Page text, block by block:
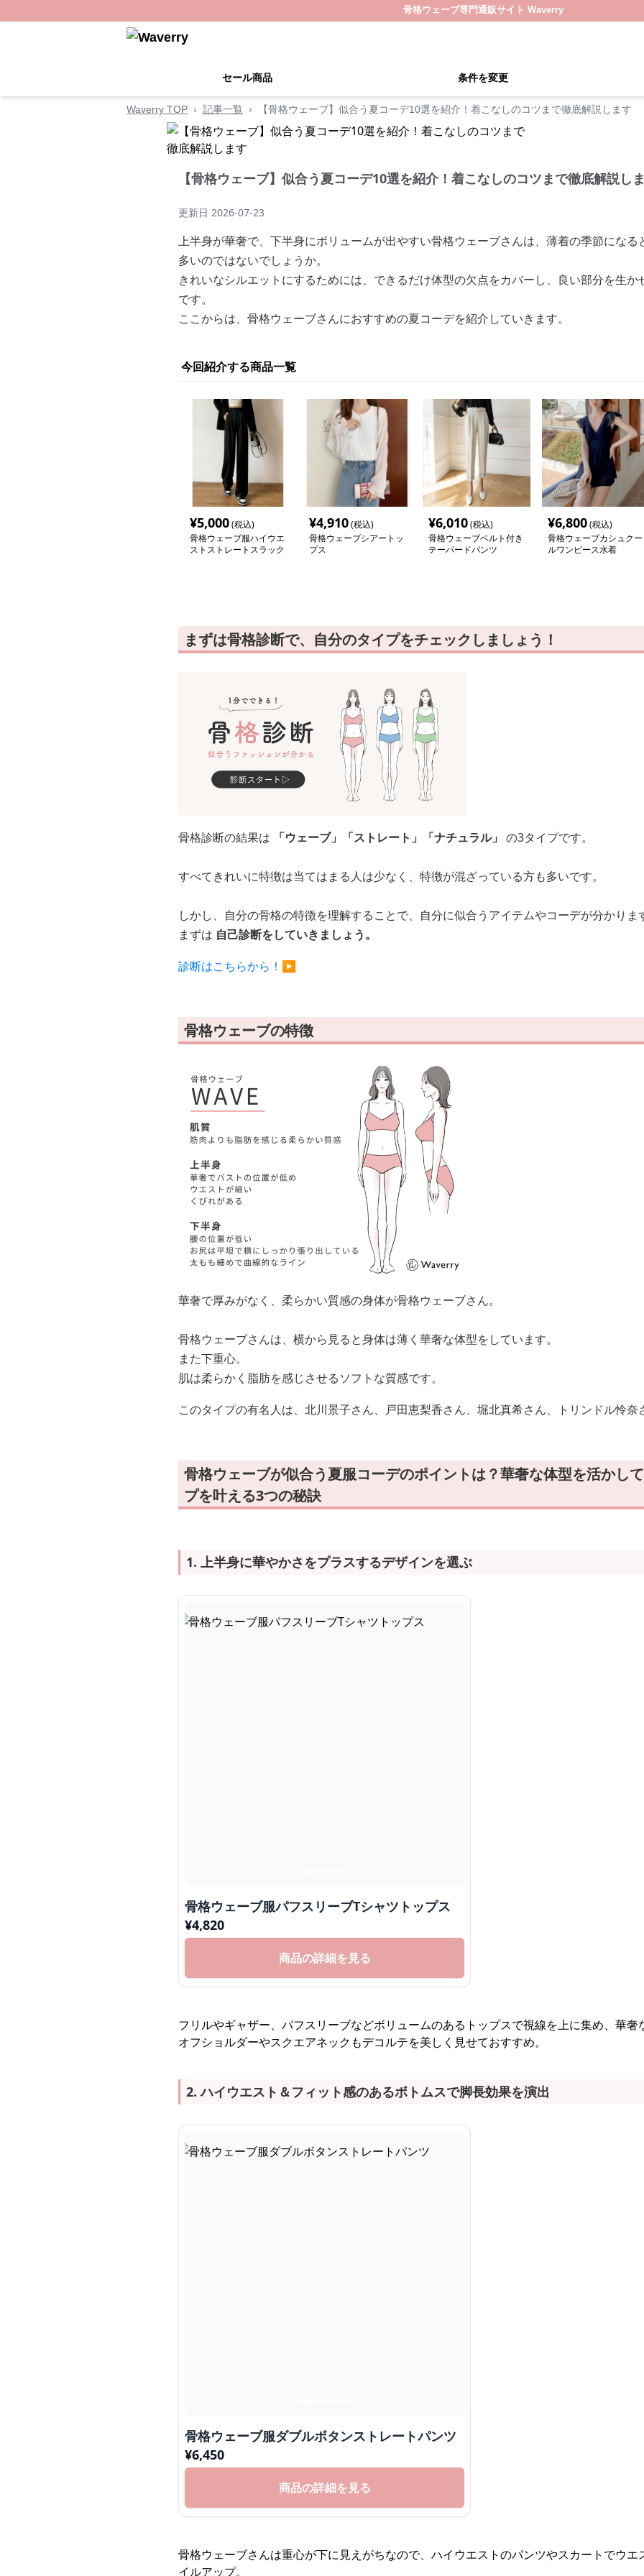
骨格ウェーブ専門通販サイト Waverry
セール商品 条件を変更
Waverry TOP › 記事一覧 › 【骨格ウェーブ】似合う夏コーデ10選を紹介！着こなしのコツまで徹底解説します
【骨格ウェーブ】似合う夏コーデ10選を紹介！着こなしのコツまで徹底解説し
更新日 2026-07-23
上半身が華奢で、下半身にボリュームが出やすい骨格ウェーブさんは、薄着の季節にな
多いのではないでしょうか。
きれいなシルエットにするためには、できるだけ体型の欠点をカバーし、良い部分を生
です。
ここからは、骨格ウェーブさんにおすすめの夏コーデを紹介していきます。
今回紹介する商品一覧
¥5,000(税込)
骨格ウェーブ服ハイウエ
ストストレートスラック
¥4,910(税込)
骨格ウェーブシアートッ
プス
¥6,010(税込)
骨格ウェーブベルト付き
テーパードパンツ
¥6,800(税込)
骨格ウェーブカシュクー
ルワンピース水着
まずは骨格診断で、自分のタイプをチェックしましょう！
骨格診断の結果は 「ウェーブ」「ストレート」「ナチュラル」 の3タイプです。
すべてきれいに特徴は当てはまる人は少なく、特徴が混ざっている方も多いです。
しかし、自分の骨格の特徴を理解することで、自分に似合うアイテムやコーデが分かり
まずは 自己診断をしていきましょう。
診断はこちらから！▶︎
骨格ウェーブの特徴
華奢で厚みがなく、柔らかい質感の身体が骨格ウェーブさん。
骨格ウェーブさんは、横から見ると身体は薄く華奢な体型をしています。
また下重心。
肌は柔らかく脂肪を感じさせるソフトな質感です。
このタイプの有名人は、北川景子さん、戸田恵梨香さん、堀北真希さん、トリンドル怜奈
骨格ウェーブが似合う夏服コーデのポイントは？華奢な体型を活かし
プを叶える3つの秘訣
1. 上半身に華やかさをプラスするデザインを選ぶ
骨格ウェーブ服パフスリーブTシャツトップス
¥4,820
商品の詳細を見る
フリルやギャザー、パフスリーブなどボリュームのあるトップスで視線を上に集め、華
オフショルダーやスクエアネックもデコルテを美しく見せておすすめ。
2. ハイウエスト＆フィット感のあるボトムスで脚長効果を演出
骨格ウェーブ服ダブルボタンストレートパンツ
¥6,450
商品の詳細を見る
骨格ウェーブさんは重心が下に見えがちなので、ハイウエストのパンツやスカートでウ
イルアップ。